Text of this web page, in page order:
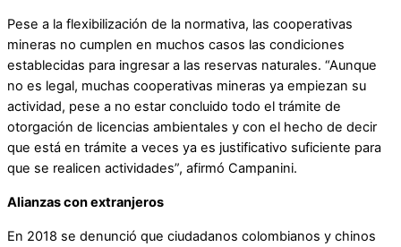
Pese a la flexibilización de la normativa, las cooperativas
mineras no cumplen en muchos casos las condiciones
establecidas para ingresar a las reservas naturales. “Aunque
no es legal, muchas cooperativas mineras ya empiezan su
actividad, pese a no estar concluido todo el trámite de
otorgación de licencias ambientales y con el hecho de decir
que está en trámite a veces ya es justificativo suficiente para
que se realicen actividades”, afirmó Campanini.
Alianzas con extranjeros
En 2018 se denunció que ciudadanos colombianos y chinos